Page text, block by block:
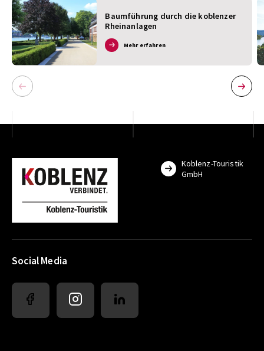
Baumführung durch die koblenzer
Rheinanlagen
Mehr erfahren
Koblenz-Touristik
GmbH
Social Media